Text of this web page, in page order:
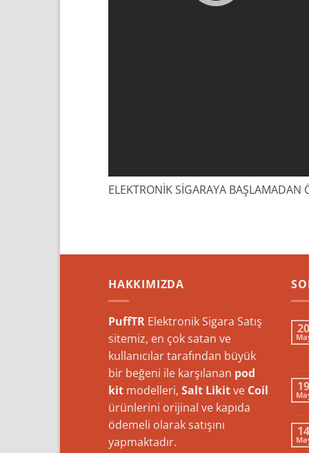
ELEKTRONİK SİGARAYA BAŞLAMADAN
HAKKIMIZDA
PuffTR Elektronik Sigara Satış
sitemiz, en çok satan ve
kullanıcılar tarafından büyük
bir beğeni ile karşılanan pod
kit modelleri, Salt Likitve Coil
ürünlerini orijinal ve kapıda
ödemeli olarak satışını
yapmaktadır.
20
19
14